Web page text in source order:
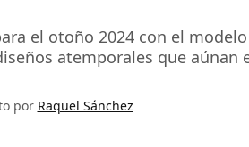
el otoño 2024 con el modelo
atemporales que aúnan
por Raquel Sánchez